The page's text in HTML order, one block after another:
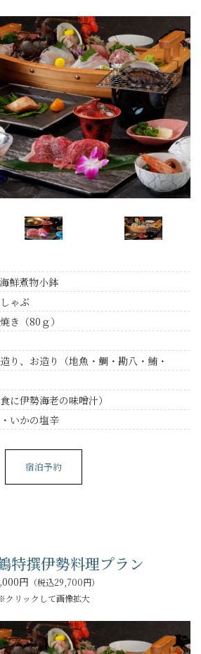
鮮煮物小鉢
ゃぶ
き（80ｇ）
り、お造り（地魚・鯛・勘八・鮪・
に伊勢海老の味噌汁）
いかの塩辛
宿泊予約
特撰伊勢料理プラン
円 （税込29,700円）
クリックして画像拡大